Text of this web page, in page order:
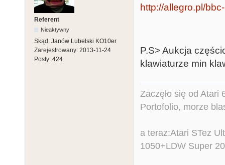
Referent
Nieaktywny
Skąd: Janów Lubelski KO10er
Zarejestrowany: 2013-11-24
Posty: 424
http://allegro.pl/
P.S> Aukcja
klawiaturze min
Zaczęło się od
Portofolio, morze
a teraz:Atari STez
1050+LDW Super